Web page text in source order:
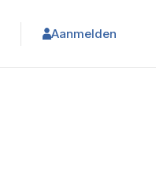
Aanmelden